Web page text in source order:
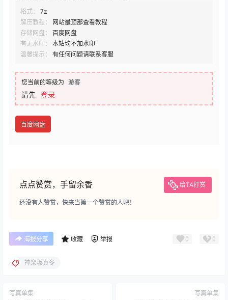
格式：
7z
解压教程：
网站最顶部查看教程
存储网盘：
百度网盘
有无水印：
本站均不加水印
温馨提示：
有任何问题请联系客服
您当前的等级为 游客
请先 登录
百度网盘
点点赞赏，手留余香 给TA打赏
还没有人赞赏，快来当第一个赞赏的人吧！
海报分享 收藏 举报 0 0
神楽坂真冬
写真单集 写真单集